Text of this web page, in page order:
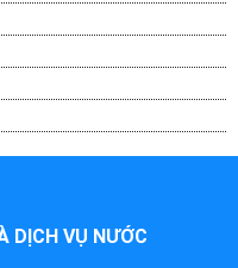
DỊCH VỤ NƯỚC